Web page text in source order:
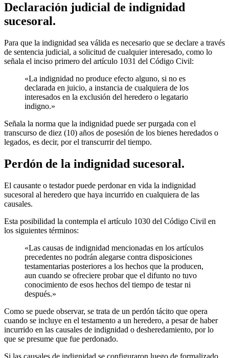
Declaración judicial de indignidad
sucesoral.
Para que la indignidad sea válida es necesario que se declare a través
de sentencia judicial, a solicitud de cualquier interesado, como lo
señala el inciso primero del artículo 1031 del Código Civil:
«La indignidad no produce efecto alguno, si no es
declarada en juicio, a instancia de cualquiera de los
interesados en la exclusión del heredero o legatario
indigno.»
Señala la norma que la indignidad puede ser purgada con el
transcurso de diez (10) años de posesión de los bienes heredados o
legados, es decir, por el transcurrir del tiempo.
Perdón de la indignidad sucesoral.
El causante o testador puede perdonar en vida la indignidad
sucesoral al heredero que haya incurrido en cualquiera de las
causales.
Esta posibilidad la contempla el artículo 1030 del Código Civil en
los siguientes términos:
«Las causas de indignidad mencionadas en los artículos
precedentes no podrán alegarse contra disposiciones
testamentarias posteriores a los hechos que la producen,
aun cuando se ofreciere probar que el difunto no tuvo
conocimiento de esos hechos del tiempo de testar ni
después.»
Como se puede observar, se trata de un perdón tácito que opera
cuando se incluye en el testamento a un heredero, a pesar de haber
incurrido en las causales de indignidad o desheredamiento, por lo
que se presume que fue perdonado.